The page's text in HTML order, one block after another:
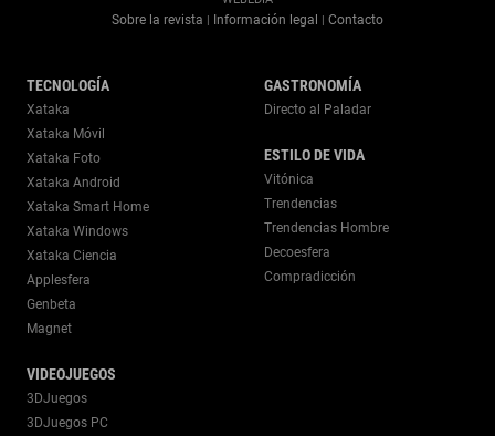
Sobre la revista Información legal Contacto
TECNOLOGÍA
Xataka
Xataka Móvil
Xataka Foto
Xataka Android
Xataka Smart Home
Xataka Windows
Xataka Ciencia
Applesfera
Genbeta
Magnet
VIDEOJUEGOS
3DJuegos
3DJuegos PC
GASTRONOMÍA
Directo al Paladar
ESTILO DE VIDA
Vitónica
Trendencias
Trendencias Hombre
Decoesfera
Compradicción